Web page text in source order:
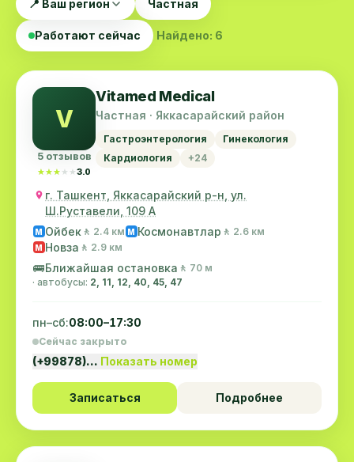
📍 Ваш регион Частная
Работают сейчас Найдено: 6
V
5 отзывов
★★★★★
★★★★★3.0
Vitamed Medical
Частная · Яккасарайский район
Гастроэнтерология
Гинекология
Кардиология
+24
г. Ташкент, Яккасарайский р-н, ул.
Ш.Руставели, 109 А
M Ойбек 🚶 2.4 км M Космонавтлар 🚶 2.6 км
M Новза 🚶 2.9 км
🚌Ближайшая остановка 🚶 70 м
· автобусы: 2, 11, 12, 40, 45, 47
пн–сб:08:00–17:30
Сейчас закрыто
(+99878)… Показать номер
Записаться Подробнее